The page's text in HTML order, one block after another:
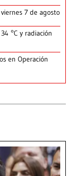
7 de agosto
°C y radiación
en Operación